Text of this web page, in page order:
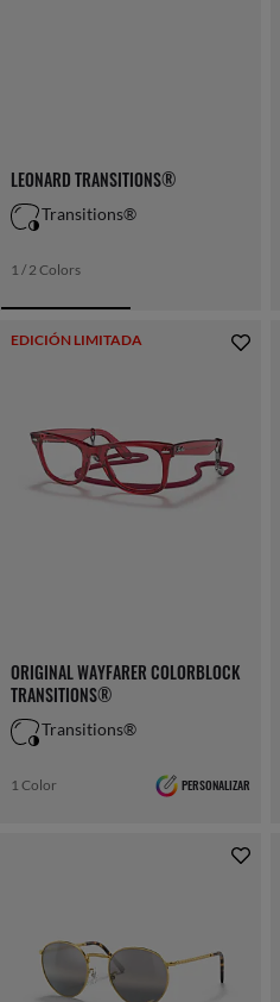
LEONARD TRANSITIONS®
Transitions®
1 / 2 Colors
EDICIÓN LIMITADA
ORIGINAL WAYFARER COLORBLOCK
TRANSITIONS®
Transitions®
1 Color PERSONALIZAR